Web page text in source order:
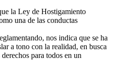
la Ley de Hostigamiento
una de las conductas
nos indica que se ha
a tono con la realidad, en busca
para todos en un